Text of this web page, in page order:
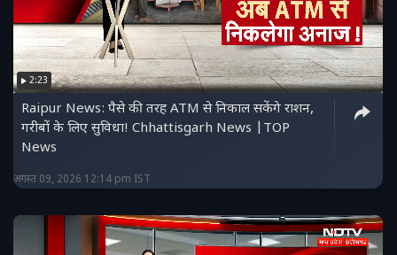
2:23
Raipur News: पैसे की तरह ATM से निकाल सकेंगे राशन,
गरीबों के लिए सुविधा! Chhattisgarh News |TOP
News
अगस्त 09, 2026 12:14 pm IST